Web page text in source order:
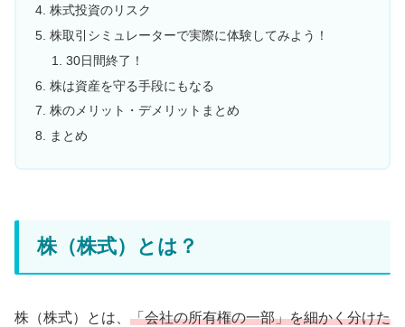
株式投資のリスク
株取引シミュレーターで実際に体験してみよう！
30日間終了！
株は資産を守る手段にもなる
株のメリット・デメリットまとめ
まとめ
株（株式）とは？
株（株式）とは、 「会社の所有権の一部」を細かく分けた